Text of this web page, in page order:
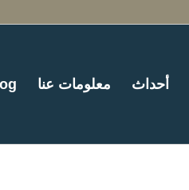
أحداث معلومات عنا